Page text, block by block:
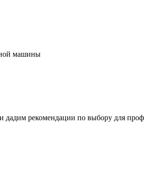
машины
рекомендации по выбору для